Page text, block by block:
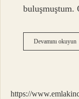
Devamını okuyun
https://